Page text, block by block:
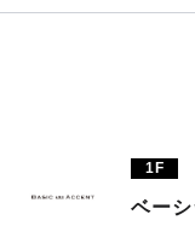
TAX FREE
日本語
1F
ベー